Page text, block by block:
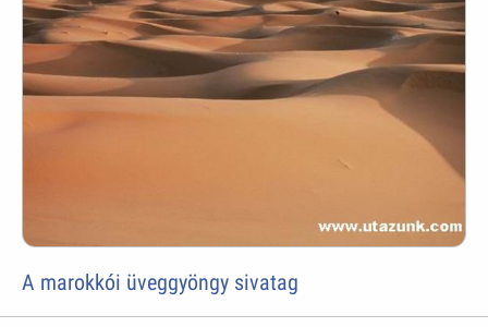
A marokkói üveggyöngy sivatag